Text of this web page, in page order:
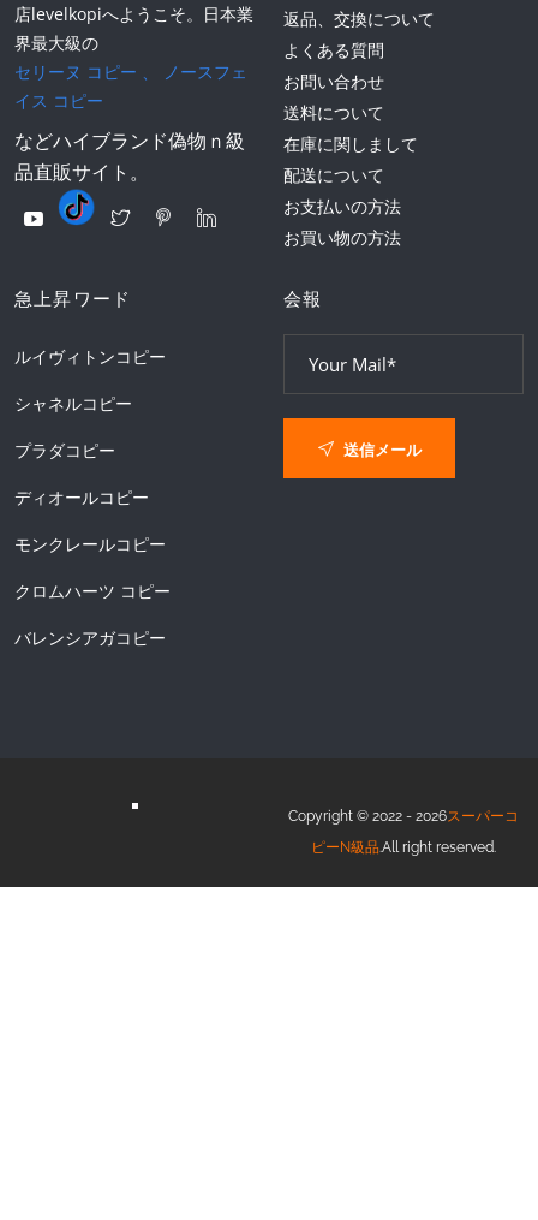
店levelkopiへようこそ。日本業
界最大級の
セリーヌ コピー
ノースフェ
イス コピー
などハイブランド偽物ｎ級
品直販サイト。
返品、交換について
よくある質問
お問い合わせ
送料について
在庫に関しまして
配送について
お支払いの方法
お買い物の方法
急上昇ワード
ルイヴィトンコピー
シャネルコピー
プラダコピー
ディオールコピー
モンクレールコピー
クロムハーツ コピー
バレンシアガコピー
会報
送信メール
Copyright © 2022 - 2026スーパーコ
ピーN級品 .All right reserved.